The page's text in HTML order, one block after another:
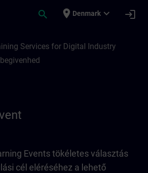
search place Denmark expand_more login
Services for Digital Industry
Events tökéletes választás
cél eléréséhez a lehető